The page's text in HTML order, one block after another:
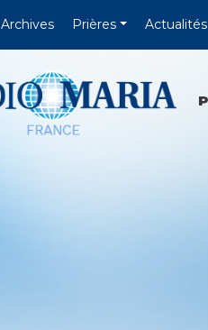
Archives Prières Actualités